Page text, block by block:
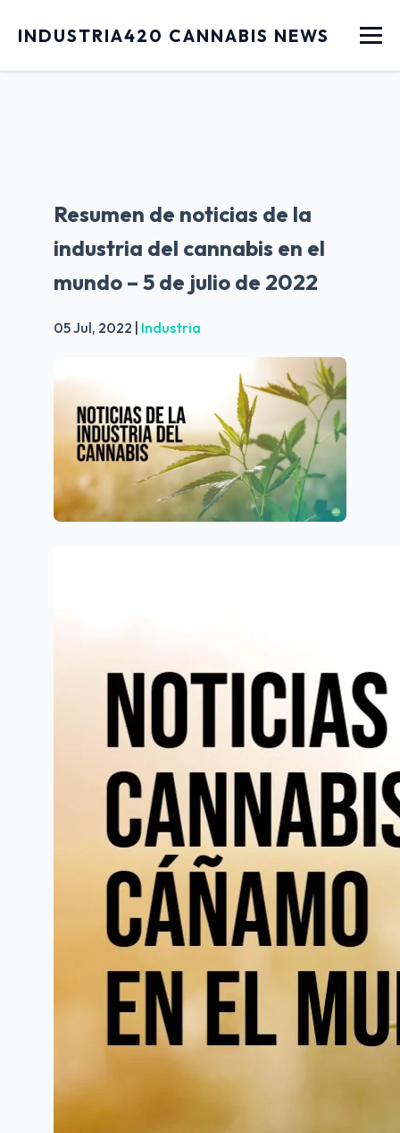
INDUSTRIA420 CANNABIS NEWS Menu
Resumen de noticias de la
industria del cannabis en el
mundo – 5 de julio de 2022
05 Jul, 2022 | Industria